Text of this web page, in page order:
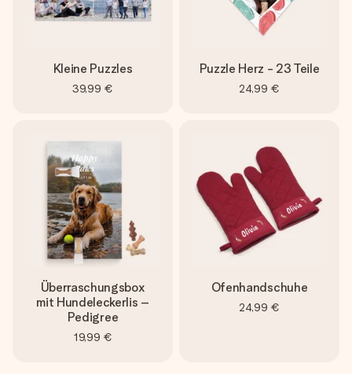
Kleine Puzzles
39,99 €
Puzzle Herz - 23 Teile
24,99 €
Überraschungsbox
mit Hundeleckerlis –
Pedigree
19,99 €
Ofenhandschuhe
24,99 €